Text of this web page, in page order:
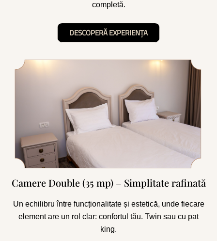
completă.
DESCOPERĂ EXPERIENȚA
Camere Double (35 mp) – Simplitate rafinată
Un echilibru între funcționalitate și estetică, unde fiecare
element are un rol clar: confortul tău. Twin sau cu pat
king.